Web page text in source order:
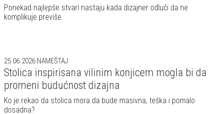
Ponekad najlepše stvari nastaju kada dizajner odluči da ne
komplikuje previše.
25.06.2026 NAMEŠTAJ
Stolica inspirisana vilinim konjicem mogla bi da
promeni budućnost dizajna
Ko je rekao da stolica mora da bude masivna, teška i pomalo
dosadna?